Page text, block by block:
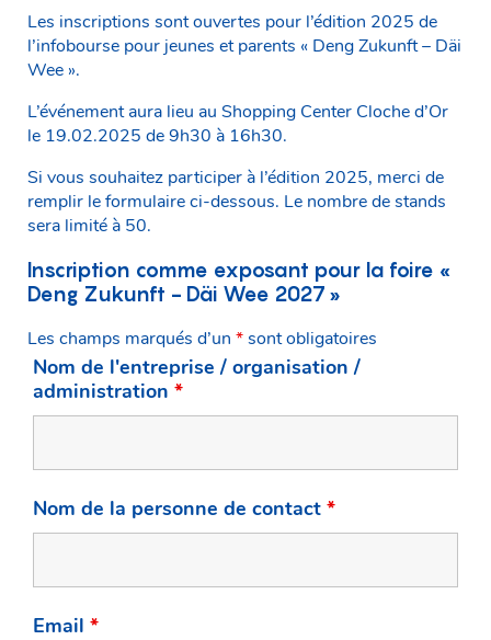
Les inscriptions sont ouvertes pour l’édition 2025 de
l’infobourse pour jeunes et parents « Deng Zukunft – Däi
Wee ».
L’événement aura lieu au Shopping Center Cloche d’Or
le 19.02.2025 de 9h30 à 16h30.
Si vous souhaitez participer à l’édition 2025, merci de
remplir le formulaire ci-dessous. Le nombre de stands
sera limité à 50.
Inscription comme exposant pour la foire «
Deng Zukunft - Däi Wee 2027 »
Les champs marqués d’un *sont obligatoires
Nom de l'entreprise / organisation /
administration *
Nom de la personne de contact *
Email *